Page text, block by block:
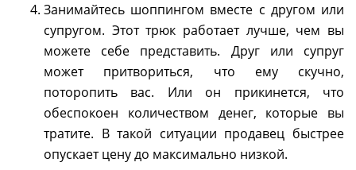
Занимайтесь шоппингом вместе с другом или
супругом. Этот трюк работает лучше, чем вы
можете себе представить. Друг или супруг
может притвориться, что ему скучно,
поторопить вас. Или он прикинется, что
обеспокоен количеством денег, которые вы
тратите. В такой ситуации продавец быстрее
опускает цену до максимально низкой.